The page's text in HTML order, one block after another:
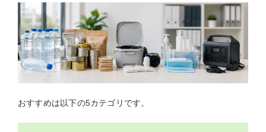
おすすめは以下の5カテゴリです。